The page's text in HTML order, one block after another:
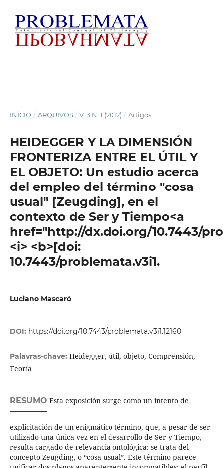
INÍCIO / ARQUIVOS / V. 3 N. 1 (2012) / Artigos
HEIDEGGER Y LA DIMENSIÓN
FRONTERIZA ENTRE EL ÚTIL Y
EL OBJETO: Un estudio acerca
del empleo del término "cosa
usual" [Zeugding], en el
contexto de Ser y Tiempo<a
href="http://dx.doi.org/10.7443/
<i> <b>[doi:
10.7443/problemata.v3i1.
Luciano Mascaró
DOI: https://doi.org/10.7443/problemata.v3i1.12160
Palavras-chave: Heidegger, útil, objeto, Comprensión,
Teoría
RESUMO Esta exposición surge como un intento de
explicitación de un enigmático término, que, a pesar de ser
utilizado una única vez en el desarrollo de Ser y Tiempo,
resulta cargado de relevancia ontológica: se trata del
concepto Zeugding, o “cosa usual”. Este término parece